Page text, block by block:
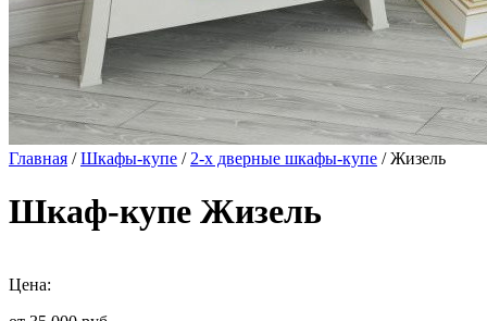
Главная /Шкафы-купе / 2-х дверные шкафы-купе / Жизель
Шкаф-купе Жизель
Цена: